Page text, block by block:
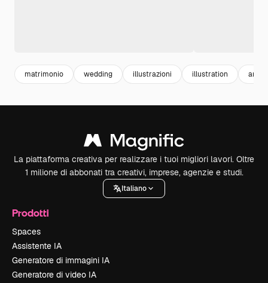
matrimonio wedding illustrazioni illustration
La piattaforma creativa per realizzare i tuoi migliori lavori. Oltre
1 milione di abbonati tra creativi, imprese, agenzie e studi.
Italiano
Prodotti
Spaces
Assistente IA
Generatore di immagini IA
Generatore di video IA